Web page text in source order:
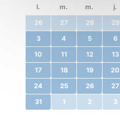
l.
m. m. j.
26 27 28 29
3 4 5 6
10 11 12 13
17 18 19 20
24 25 26 27
31 1 2 3